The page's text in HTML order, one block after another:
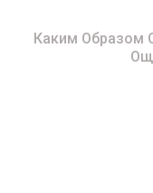
Каким Образом